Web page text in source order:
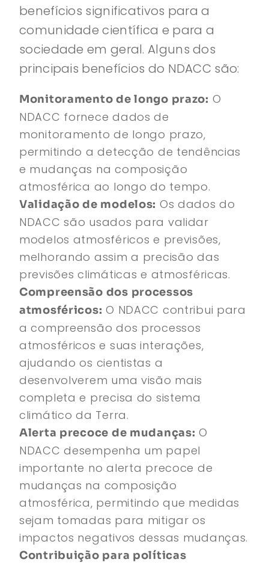
benefícios significativos para a
comunidade científica e para a
sociedade em geral. Alguns dos
principais benefícios do NDACC são:
Monitoramento de longo prazo: O
NDACC fornece dados de
monitoramento de longo prazo,
permitindo a detecção de tendências
e mudanças na composição
atmosférica ao longo do tempo.
Validação de modelos: Os dados do
NDACC são usados para validar
modelos atmosféricos e previsões,
melhorando assim a precisão das
previsões climáticas e atmosféricas.
Compreensão dos processos
atmosféricos: O NDACC contribui para
a compreensão dos processos
atmosféricos e suas interações,
ajudando os cientistas a
desenvolverem uma visão mais
completa e precisa do sistema
climático da Terra.
Alerta precoce de mudanças: O
NDACC desempenha um papel
importante no alerta precoce de
mudanças na composição
atmosférica, permitindo que medidas
sejam tomadas para mitigar os
impactos negativos dessas mudanças.
Contribuição para políticas